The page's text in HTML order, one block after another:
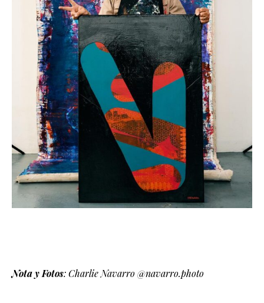
Nota y Fotos: Charlie Navarro @navarro.photo